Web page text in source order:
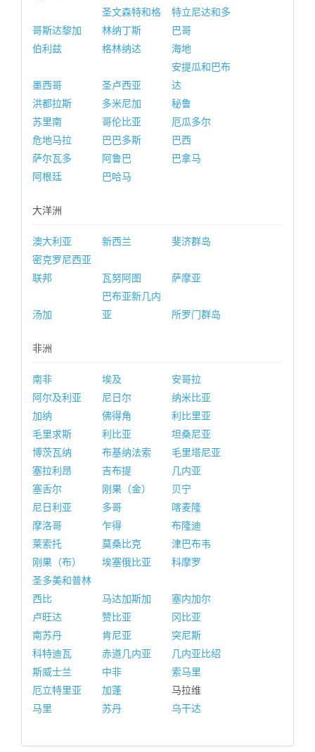
哥斯达黎加
圣文森特和格
林纳丁斯
特立尼达和多
巴哥
伯利兹
格林纳达 海地
墨西哥 圣卢西亚
安提瓜和巴布
达
洪都拉斯
多米尼加
秘鲁
苏里南
哥伦比亚
厄瓜多尔
危地马拉
巴巴多斯
巴西
萨尔瓦多
阿鲁巴
巴拿马
阿根廷
巴哈马
大洋洲
澳大利亚 新西兰
斐济群岛
密克罗尼西亚
联邦
瓦努阿图 萨摩亚
汤加
巴布亚新几内
亚
所罗门群岛
非洲
南非 埃及
安哥拉
阿尔及利亚
尼日尔
纳米比亚
加纳
佛得角
利比里亚
毛里求斯
利比亚
坦桑尼亚
博茨瓦纳
布基纳法索
毛里塔尼亚
塞拉利昂
吉布提
几内亚
塞舌尔
刚果（金）
贝宁
尼日利亚
多哥
喀麦隆
摩洛哥
乍得
布隆迪
莱索托
莫桑比克
津巴布韦
刚果（布）
埃塞俄比亚
科摩罗
圣多美和普林
西比
马达加斯加
塞内加尔
卢旺达
赞比亚
冈比亚
南苏丹
肯尼亚
突尼斯
科特迪瓦
赤道几内亚
几内亚比绍
斯威士兰
中非
索马里
厄立特里亚
加蓬
马拉维
马里
苏丹 乌干达